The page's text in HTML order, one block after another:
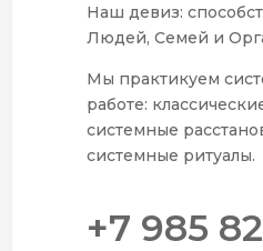
Наш девиз:
Людей, Семей и
Мы практикуем
работе:
системные
системные ритуалы.
+7 985